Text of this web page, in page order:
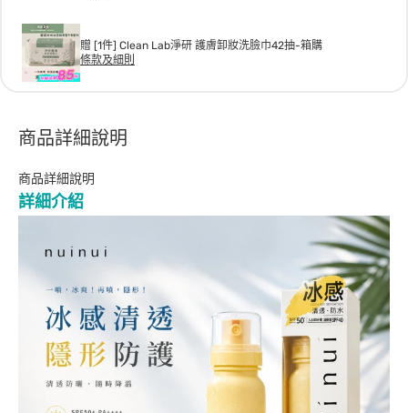
贈 [1件] Clean Lab淨研 護膚卸妝洗臉巾42抽-箱購
條款及細則
商品詳細說明
商品詳細說明
詳細介紹